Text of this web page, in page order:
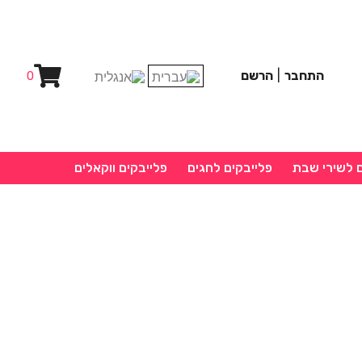
התחבר הרשם 0
לשירי שבת פלייבקים לחגים פלייבקים ווקאלים